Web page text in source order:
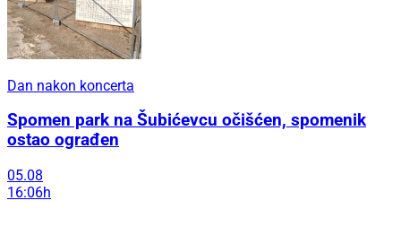
Dan nakon koncerta
Spomen park na Šubićevcu očišćen, spomenik
ostao ograđen
05.08
16:06h